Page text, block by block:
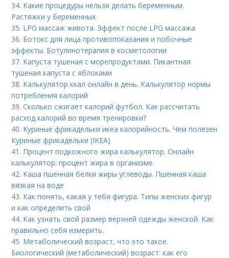
34. Какие процедуры нельзя делать беременным.
Растяжки у беременных
35. LPG массаж живота. Эффект после LPG массажа
36. Ботокс для лица противопоказания и побочные
эффекты. Ботулинотерапия в косметологии
37. Капуста тушеная с морепродуктами. Пикантная
тушеная капуста с яблоками
38. Калькулятор ккал онлайн в день. Калькулятор нормы
потребления калорий
39.Сколько сжигает калорий футбол. Как рассчитать
расход калорий во время тренировки?
40. Куриные фрикадельки икеа калорийность. Чем полезен
Куриные фрикадельки (IKEA)
41. Процент подкожного жира калькулятор. Онлайн
калькулятор: процент жира в организме
42. Каша пшенная белки жиры углеводы. Пшенная каша
вязкая на воде
43. Как понять, какая у тебя фигура. Типы женских фигур
и как определить свой
44. Как узнать свой размер верхней одежды женской. Как
правильно себя измерить.
45. Метаболический возраст, что это такое.
Биологический (метаболический) возраст: как его